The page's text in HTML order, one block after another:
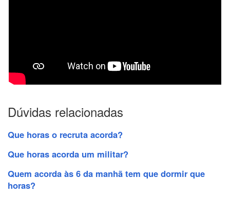
Dúvidas relacionadas
Que horas o recruta acorda?
Que horas acorda um militar?
Quem acorda às 6 da manhã tem que dormir que
horas?